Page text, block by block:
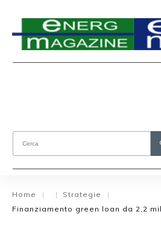
Home | | Strategie
|